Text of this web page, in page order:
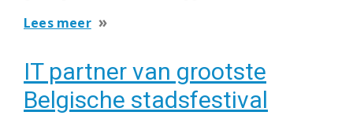
Lees meerover
voor
vlogger/blogger
Sam
IT partner van grootste
Belgische stadsfestival